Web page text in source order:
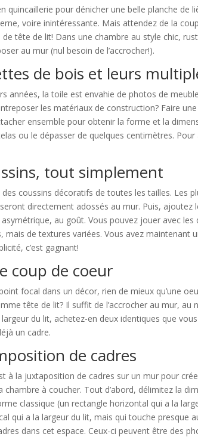
quincaillerie pour dénicher une belle planche
voire inintéressante. Mais attendez de la
de tête de lit! Dans une chambre au style chic,
au mur (nul besoin de l’accrocher!).
de bois et leurs
années, la toile est envahie de photos de
les matériaux de construction? Faire
ensemble pour obtenir la forme et la
ou le dépasser de quelques centimètres.
tout simplement
coussins décoratifs de toutes les tailles. Les
seront directement adossés au mur. Puis,
au goût. Vous pouvez jouer avec
mais de textures variées. Vous avez maintenant
c’est gagnant!
coup de coeur
focal dans un décor, rien de mieux qu’une
tête de lit? Il suffit de l’accrocher au mur,
du lit, achetez-en deux identiques que
un cadre.
de cadres
à la juxtaposition de cadres sur un mur pour
chambre à coucher. Tout d’abord, délimitez la
classique (un rectangle horizontal qui a la
qui a la largeur du lit, mais qui touche presque
dans cet espace. Ceux-ci peuvent être des